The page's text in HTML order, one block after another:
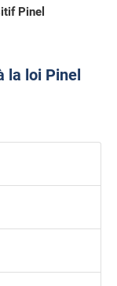
Pinel
la loi Pinel